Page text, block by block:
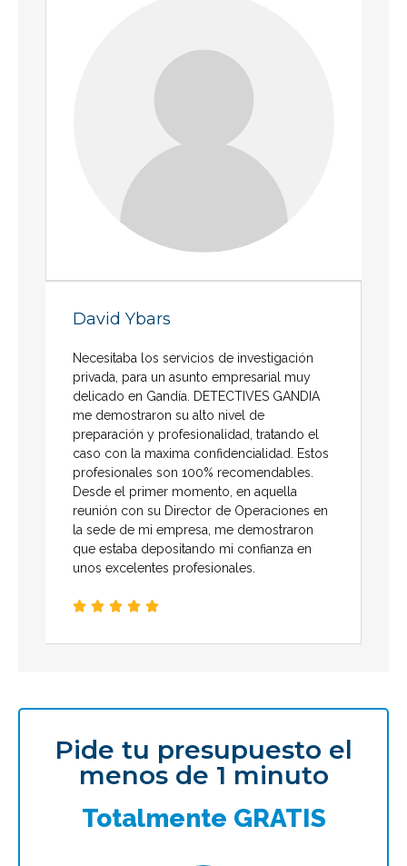
David Ybars
Necesitaba los servicios de investigación
privada, para un asunto empresarial muy
delicado en Gandía. DETECTIVES GANDIA
me demostraron su alto nivel de
preparación y profesionalidad, tratando el
caso con la maxima confidencialidad. Estos
profesionales son 100% recomendables.
Desde el primer momento, en aquella
reunión con su Director de Operaciones en
la sede de mi empresa, me demostraron
que estaba depositando mi confianza en
unos excelentes profesionales.
    
Pide tu presupuesto el
menos de 1 minuto
Totalmente GRATIS